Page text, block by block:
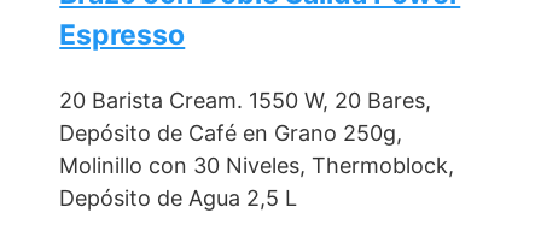
Espresso
20 Barista Cream. 1550 W, 20 Bares,
Depósito de Café en Grano 250g,
Molinillo con 30 Niveles, Thermoblock,
Depósito de Agua 2,5 L